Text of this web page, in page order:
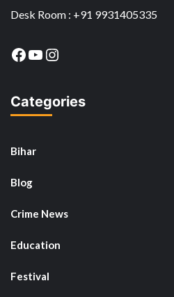
Desk Room : +91 9931405335
Facebook
YouTube
Instagram
Categories
Bihar
Blog
Crime News
Education
Festival